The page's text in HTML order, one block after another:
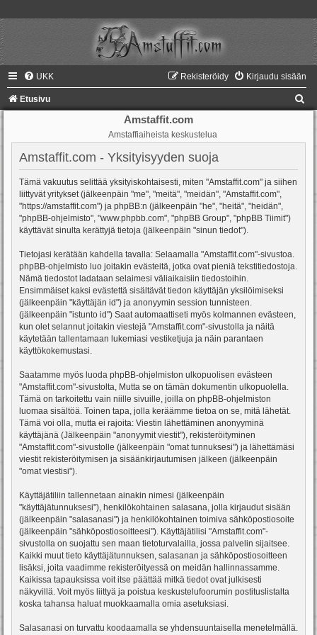
UKK Kirjaudu sisään
Rekisteröidy
Etusivu
Amstaffit.com
Amstaffiaiheista keskustelua
Amstaffit.com - Yksityisyyden suoja
Tämä vakuutus selittää yksityiskohtaisesti, miten "Amstaffit.com" ja siihen
liittyvät yritykset (jälkeenpäin "me", "meitä", "meidän", "Amstaffit.com",
"https://amstaffit.com") ja phpBB:n (jälkeenpäin "he", "heitä", "heidän",
"phpBB-ohjelmisto", "www.phpbb.com", "phpBB Group", "phpBB Tiimit")
käyttävät sinulta kerättyjä tietoja (jälkeenpäin "sinun tiedot").
Tietojasi kerätään kahdella tavalla: Selaamalla "Amstaffit.com"-sivustoa.
phpBB-ohjelmisto luo joitakin evästeitä, jotka ovat pieniä tekstitiedostoja.
Nämä tiedostot ladataan selaimesi väliaikaisiin tiedostoihin.
Ensimmäiset kaksi evästettä sisältävät tiedon käyttäjän yksilöimiseksi
(jälkeenpäin "käyttäjän id") ja anonyymin session tunnisteen.
(jälkeenpäin "istunto id") Saat automaattiseti myös kolmannen evästeen,
kun olet selannut joitakin viestejä "Amstaffit.com"-sivustolla ja näitä
käytetään tallentamaan lukemiasi vestiketjuja ja näin parantaen
käyttökokemustasi.
Saatamme myös luoda phpBB-ohjelmiston ulkopuolisen evästeen
"Amstaffit.com"-sivustolta, Mutta se on tämän dokumentin ulkopuolella.
Tämä on tarkoitettu vain niille sivuille, joilla on phpBB-ohjelmiston
luomaa sisältöä. Toinen tapa, jolla keräämme tietoa on se, mitä lähetät.
Tämä voi olla, mutta ei rajoita: Viestin lähettäminen anonyyminä
käyttäjänä (Jälkeenpäin "anonyymit viestit"), rekisteröityminen
"Amstaffit.com"-sivustolle (jälkeenpäin "omat tunnuksesi") ja lähettämäsi
viestit rekisteröitymisen ja sisäänkirjautumisen jälkeen (jälkeenpäin
"omat viestisi").
Käyttäjätiliin tallennetaan ainakin nimesi (jälkeenpäin
"käyttäjätunnuksesi"), henkilökohtainen salasana, jolla kirjaudut sisään
(jälkeenpäin "salasanasi") ja henkilökohtainen toimiva sähköpostiosoite
(jälkeenpäin "sähköpostiosoitteesi"). Käyttäjätilisi "Amstaffit.com"-
sivustolla on suojattu sen maan tietoturvalailla, jossa palvelin sijaitsee.
Kaikki muut tieto käyttäjätunnuksen, salasanan ja sähköpostiosoitteen
lisäksi, joita vaadimme rekisteröityessä on meidän hallinnassamme.
Kaikissa tapauksissa voit itse päättää mitkä tiedot ovat julkisesti
näkyvillä. Voit myös liittyä ja poistua keskustelufoorumin postituslistalta
koska tahansa haluat muokkaamalla omia asetuksiasi.
Salasanasi on turvattu koodaamalla se yhdensuuntaisella menetelmällä.